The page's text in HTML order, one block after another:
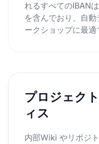
れるすべてのIBAN
を含んでおり、自
ークショップに最適
プロジェク
ィス
内部Wiki やリポジ